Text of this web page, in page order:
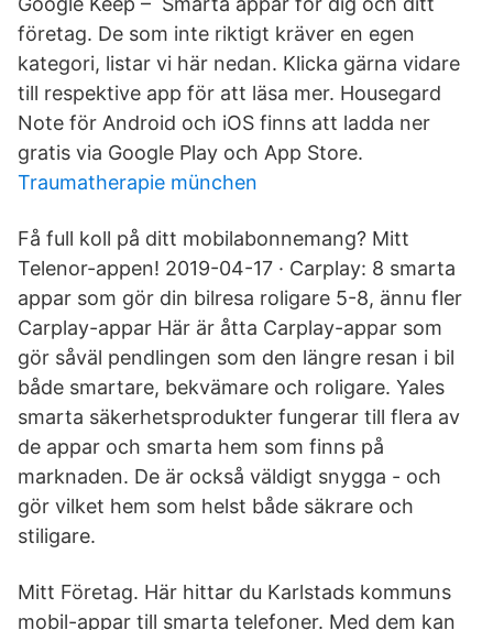
företag. De som inte riktigt kräver en egen
kategori, listar vi här nedan. Klicka gärna vidare
till respektive app för att läsa mer. Housegard
Note för Android och iOS finns att ladda ner
gratis via Google Play och App Store.
Traumatherapie münchen
Få full koll på ditt mobilabonnemang? Mitt
Telenor-appen! 2019-04-17 · Carplay: 8 smarta
appar som gör din bilresa roligare 5-8, ännu fler
Carplay-appar Här är åtta Carplay-appar som
gör såväl pendlingen som den längre resan i bil
både smartare, bekvämare och roligare. Yales
smarta säkerhetsprodukter fungerar till flera av
de appar och smarta hem som finns på
marknaden. De är också väldigt snygga - och
gör vilket hem som helst både säkrare och
stiligare.
Mitt Företag. Här hittar du Karlstads kommuns
mobil-appar till smarta telefoner. Med dem kan